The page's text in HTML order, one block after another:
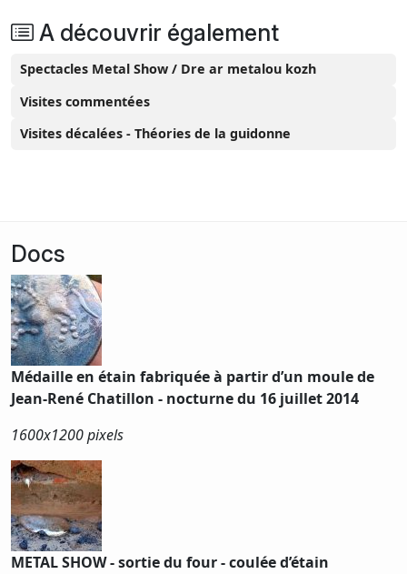
A découvrir également
Spectacles Metal Show / Dre ar metalou kozh
Visites commentées
Visites décalées - Théories de la guidonne
Docs
Médaille en étain fabriquée à partir d’un moule de
Jean-René Chatillon - nocturne du 16 juillet 2014
1600x1200 pixels
METAL SHOW - sortie du four - coulée d’étain